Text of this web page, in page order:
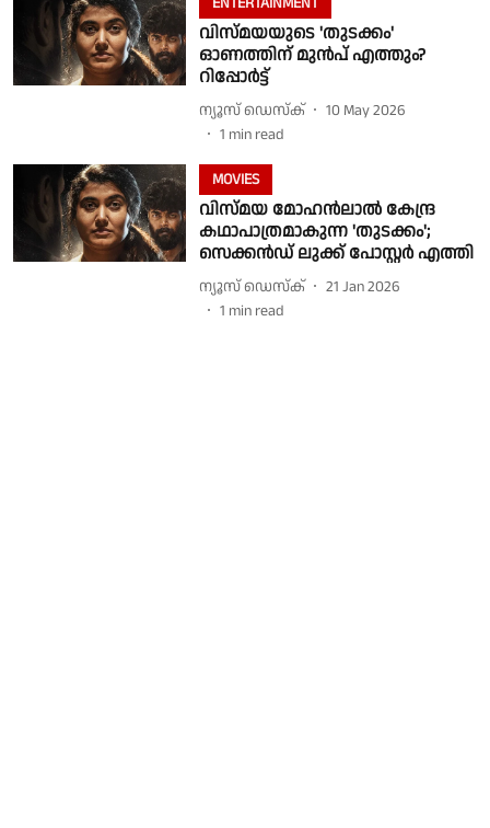
വിസ്മയയുടെ 'തുടക്കം'
ഓണത്തിന് മുൻപ് എത്തും?
റിപ്പോർട്ട്
ന്യൂസ് ഡെസ്ക്
10 May 2026
1 min read
MOVIES
വിസ്മയ മോഹൻലാൽ കേന്ദ്ര
കഥാപാത്രമാകുന്ന 'തുടക്കം';
സെക്കൻഡ് ലുക്ക് പോസ്റ്റർ എത്തി
ന്യൂസ് ഡെസ്ക്
21 Jan 2026
1 min read